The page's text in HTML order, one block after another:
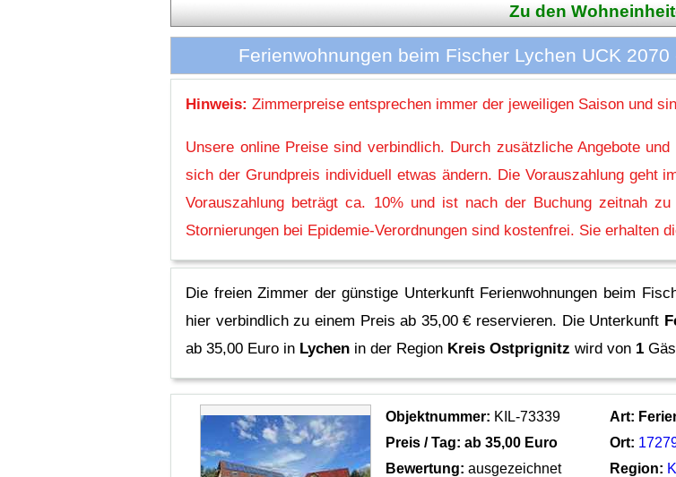
Zu den
Ferienwohnungen beim Fischer Lychen UCK
Hinweis: Zimmerpreise entsprechen immer der jeweiligen Saison und
Unsere online Preise sind verbindlich. Durch zusätzliche Angebote
sich der Grundpreis individuell etwas ändern. Die Vorauszahlung geht
Vorauszahlung beträgt ca. 10% und ist nach der Buchung zeitnah
Stornierungen bei Epidemie-Verordnungen sind kostenfrei. Sie erhalten
Die freien Zimmer der günstige Unterkunft Ferienwohnungen beim
hier verbindlich zu einem Preis ab 35,00 € reservieren. Die Unterkunft
ab 35,00 Euro in Lychen in der Region Kreis Ostprignitz wird von 1
Objektnummer: KIL-73339
Preis / Tag: ab 35,00 Euro
Bewertung: ausgezeichnet
Art:
Ort:
Region: